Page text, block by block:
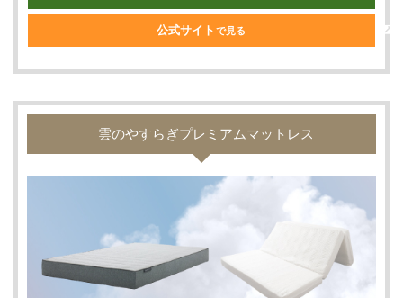
公式サイト で見る
雲のやすらぎプレミアムマットレス